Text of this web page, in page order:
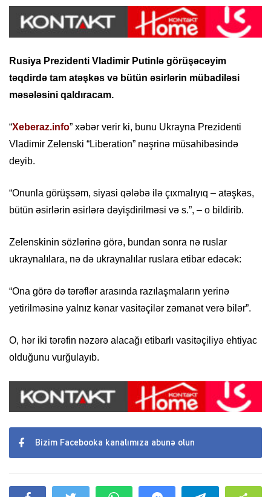
Rusiya Prezidenti Vladimir Putinlə görüşəcəyim
təqdirdə tam atəşkəs və bütün əsirlərin mübadiləsi
məsələsini qaldıracam.
“Xeberaz.info” xəbər verir ki, bunu Ukrayna Prezidenti
Vladimir Zelenski “Liberation” nəşrinə müsahibəsində
deyib.
“Onunla görüşsəm, siyasi qələbə ilə çıxmalıyıq – atəşkəs,
bütün əsirlərin əsirlərə dəyişdirilməsi və s.”, – o bildirib.
Zelenskinin sözlərinə görə, bundan sonra nə ruslar
ukraynalılara, nə də ukraynalılar ruslara etibar edəcək:
“Ona görə də tərəflər arasında razılaşmaların yerinə
yetirilməsinə yalnız kənar vasitəçilər zəmanət verə bilər”.
O, hər iki tərəfin nəzərə alacağı etibarlı vasitəçiliyə ehtiyac
olduğunu vurğulayıb.
Bizim Facebooka kanalımıza abunə olun